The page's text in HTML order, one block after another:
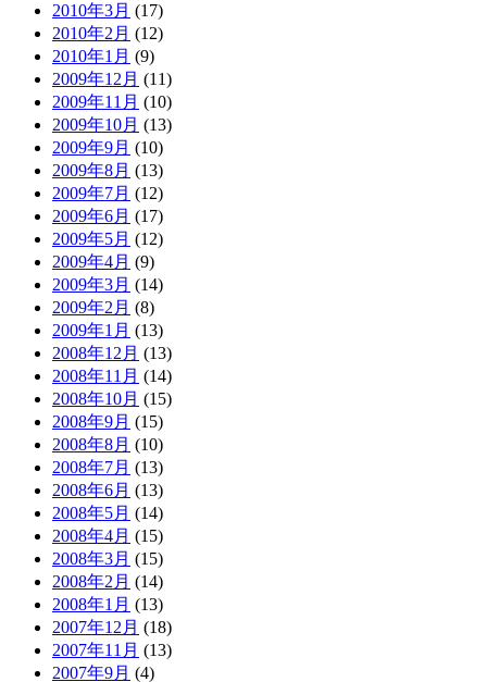
2010年3月 (17)
2010年2月 (12)
2010年1月 (9)
2009年12月 (11)
2009年11月 (10)
2009年10月 (13)
2009年9月 (10)
2009年8月 (13)
2009年7月 (12)
2009年6月 (17)
2009年5月 (12)
2009年4月 (9)
2009年3月 (14)
2009年2月 (8)
2009年1月 (13)
2008年12月 (13)
2008年11月 (14)
2008年10月 (15)
2008年9月 (15)
2008年8月 (10)
2008年7月 (13)
2008年6月 (13)
2008年5月 (14)
2008年4月 (15)
2008年3月 (15)
2008年2月 (14)
2008年1月 (13)
2007年12月 (18)
2007年11月 (13)
2007年9月 (4)